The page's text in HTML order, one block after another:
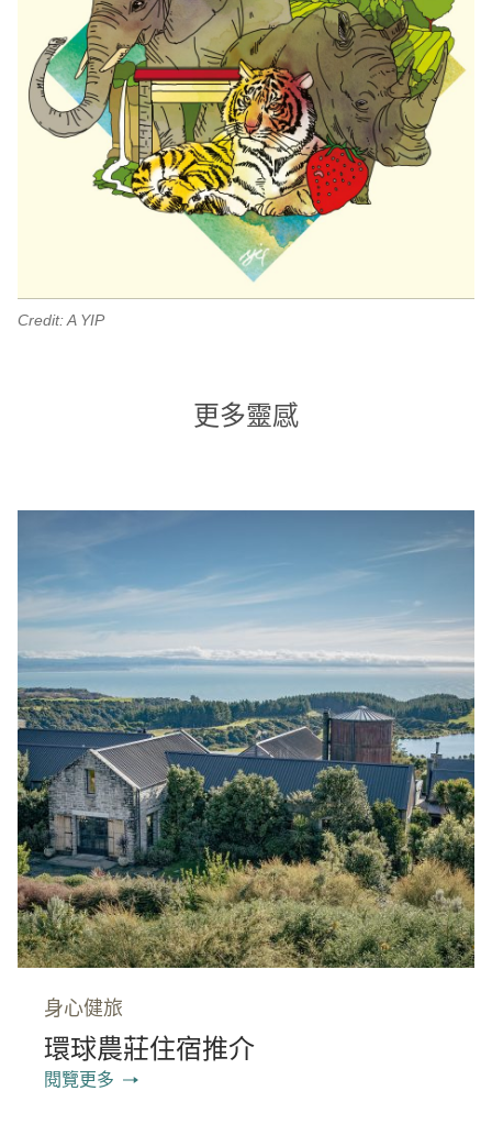
Credit: A YIP
更多靈感
身心健旅
環球農莊住宿推介
閱覽更多